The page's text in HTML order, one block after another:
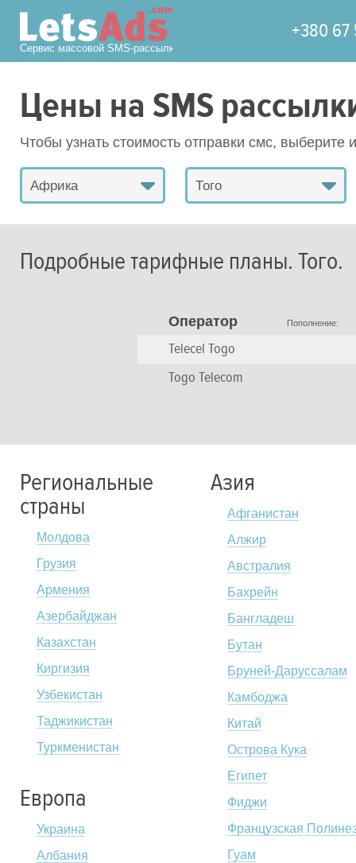
Сервис массовой SMS-рассылки
+380 67
Цены на SMS
Чтобы узнать стоимость отправки смс, выберите
Африка Того
Подробные тарифные планы. Того.
Оператор Пополнение:
Telecel Togo
Togo Telecom
Региональные
страны
Молдова
Грузия
Армения
Азербайджан
Казахстан
Киргизия
Узбекистан
Таджикистан
Туркменистан
Европа
Украина
Албания
Азия
Афганистан
Алжир
Австралия
Бахрейн
Бангладеш
Бутан
Бруней-Даруссалам
Камбоджа
Китай
Острова Кука
Египет
Фиджи
Французская
Гуам